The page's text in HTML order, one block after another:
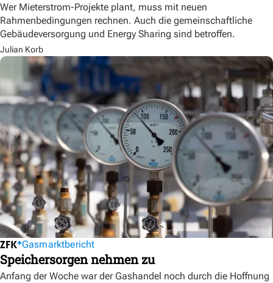
Wer Mieterstrom-Projekte plant, muss mit neuen
Rahmenbedingungen rechnen. Auch die gemeinschaftliche
Gebäudeversorgung und Energy Sharing sind betroffen.
Julian Korb
Gasmarktbericht
Speichersorgen nehmen zu
Anfang der Woche war der Gashandel noch durch die Hoffnung